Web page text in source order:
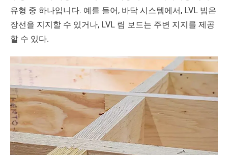
유형 중 하나입니다. 예를 들어, 바닥 시스템에서, LVL 빔은
장선을 지지할 수 있거나, LVL 림 보드는 주변 지지를 제공
할 수 있다.